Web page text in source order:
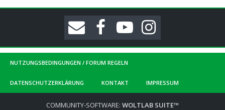
NUTZUNGSBEDINGUNGEN / FORUM REGELN
DATENSCHUTZERKLÄRUNG KONTAKT IMPRESSUM
COMMUNITY-SOFTWARE: WOLTLAB SUITE™